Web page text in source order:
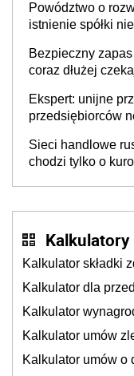
Powództwo o
istnienie spółki
Bezpieczny
coraz dłużej
Ekspert: unijne
przedsiębiorców
Sieci handlowe
chodzi tylko o
Kalkulatory
Kalkulator składki
Kalkulator dla
Kalkulator
Kalkulator umów
Kalkulator umów o